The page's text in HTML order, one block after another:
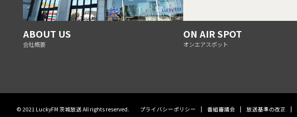
ABOUT US
会社概要
ON AIR SPOT
オンエアスポット
© 2021 LuckyFM 茨城放送 All rights reserved. プライバシーポリシー 番組審議会 放送基準の改正